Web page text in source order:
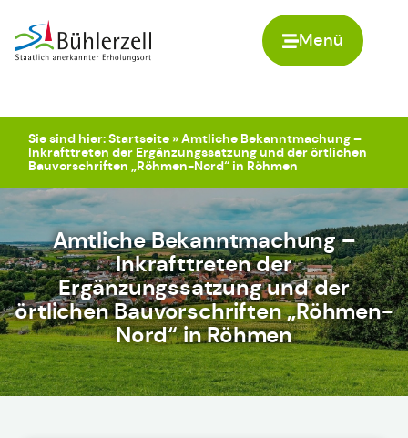
Menü
Sie sind hier:Startseite »Amtliche Bekanntmachung –
Inkrafttreten der Ergänzungssatzung und der örtlichen
Bauvorschriften „Röhmen-Nord“ in Röhmen
Amtliche Bekanntmachung –
Inkrafttreten der
Ergänzungssatzung und der
örtlichen Bauvorschriften „Röhmen-
Nord“ in Röhmen